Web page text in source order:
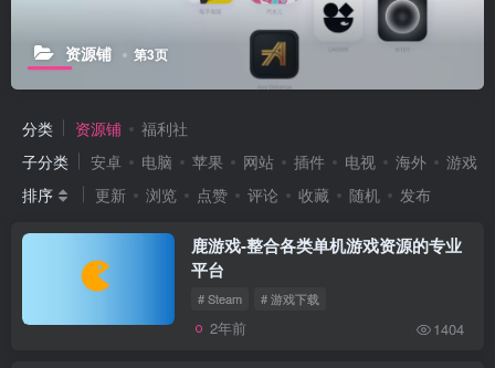
资源铺 第3页
分类 资源铺
福利社
子分类
安卓 电脑 苹果 网站 插件 电视 海外
游戏
排序
更新 浏览 点赞 评论 收藏 随机 发布
鹿游戏-整合各类单机游戏资源的专业
平台
# Steam # 游戏下载
2年前 1404